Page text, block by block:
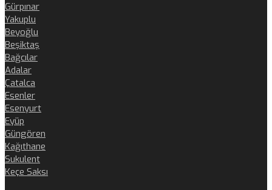
Gürpınar
Yakuplu
Beyoğlu
Beşiktaş
Bağcılar
Adalar
Çatalca
Esenler
Esenyurt
Eyüp
Güngören
Kağıthane
Sukulent
Keçe Saksı